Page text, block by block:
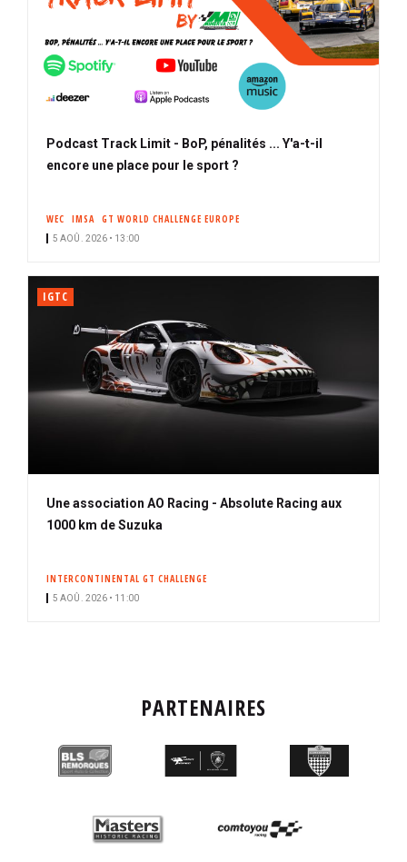
Podcast Track Limit - BoP, pénalités ... Y'a-t-il
encore une place pour le sport ?
WEC IMSA GT WORLD CHALLENGE EUROPE
5 AOÛ. 2026 • 13:00
IGTC
Une association AO Racing - Absolute Racing aux
1000 km de Suzuka
INTERCONTINENTAL GT CHALLENGE
5 AOÛ. 2026 • 11:00
PARTENAIRES